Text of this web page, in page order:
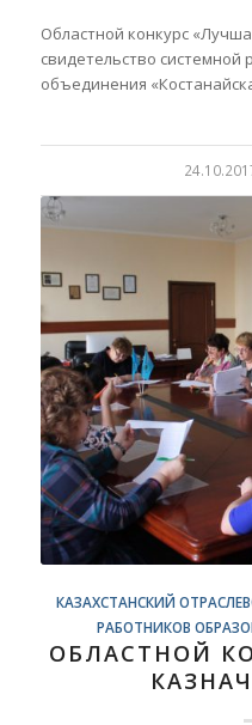
Областной конкурс
свидетельство
объединения
/
КАЗАХСТАНСКИЙ
РАБОТНИКОВ
ОБЛАСТНОЙ